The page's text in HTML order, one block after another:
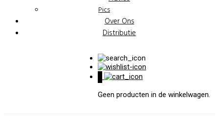
Pics
Over Ons
Distributie
Geen producten in de winkelwagen.